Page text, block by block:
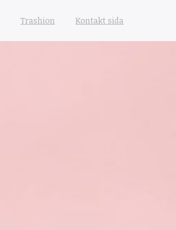
Trashion Kontakt sida